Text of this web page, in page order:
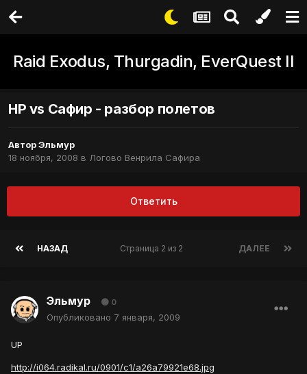
Raid Exodus, Thurgadin, EverQuest II
НР vs Сафир - разбор полетов
АвторЭльмур
18 ноября, 2008 в Логово Венрила Сафира
Ответить
НАЗАД ДАЛЕЕ
Страница 2 из 2
Эльмур 0
Опубликовано 7 января, 2009
UP
http://i064.radikal.ru/0901/c1/a26a79921e68.jpg